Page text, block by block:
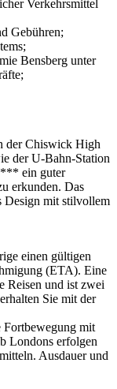
Verkehrsmittel
Gebühren;
Bensberg unter
der Chiswick High
der U-Bahn-Station
ein guter
erkunden. Das
Design mit stilvollem
einen gültigen
(ETA). Eine
Reisen und ist zwei
Sie mit der
Fortbewegung mit
Londons erfolgen
Ausdauer und